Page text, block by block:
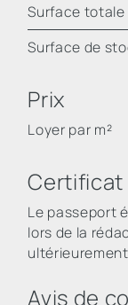
Surface totale
Surface de
Prix
Loyer par m²
Le passeport
lors de la
Avis de